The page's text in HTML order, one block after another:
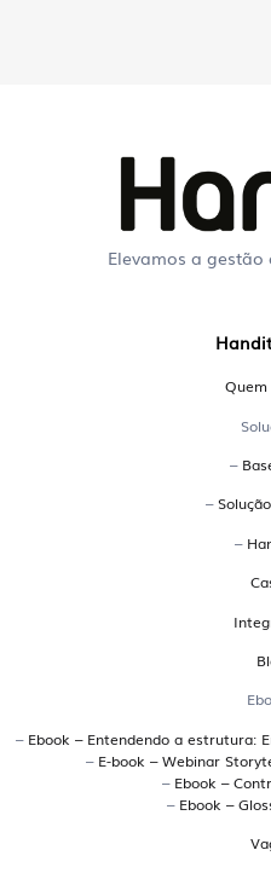
Elevamos a
Perguntas
sobre a
O que é uma
Trata-se de uma
orçamento, forecast,
em um só ambiente. A
precisam de uma gestão
conectada ao ERP e com
Quais os
brasileiros para
orçamentário?
Quem
–
–
–
– Ebook – Entendendo a estrutura:
– E-book – Webinar
– Ebook –
– Ebook –